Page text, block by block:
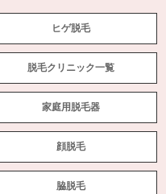
ヒゲ脱毛
脱毛クリニック一覧
家庭用脱毛器
顔脱毛
脇脱毛